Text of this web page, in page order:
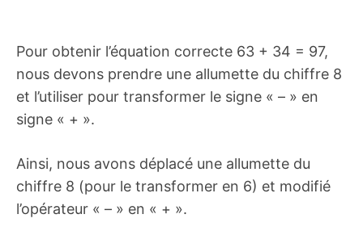
Pour obtenir l’équation correcte 63 + 34 = 97,
nous devons prendre une allumette du chiffre 8
et l’utiliser pour transformer le signe « – » en
signe « + ».
Ainsi, nous avons déplacé une allumette du
chiffre 8 (pour le transformer en 6) et modifié
l’opérateur « – » en « + ».